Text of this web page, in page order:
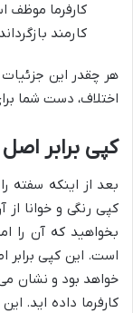
کارمند
هر چقدر این جزئیات
اختلاف، دست شما
کپی برابر
بعد از اینکه سفته
کپی رنگی و خوانا از
بخواهید که آن را
است. این کپی
خواهد بود و نشان
کارفرما داده اید.